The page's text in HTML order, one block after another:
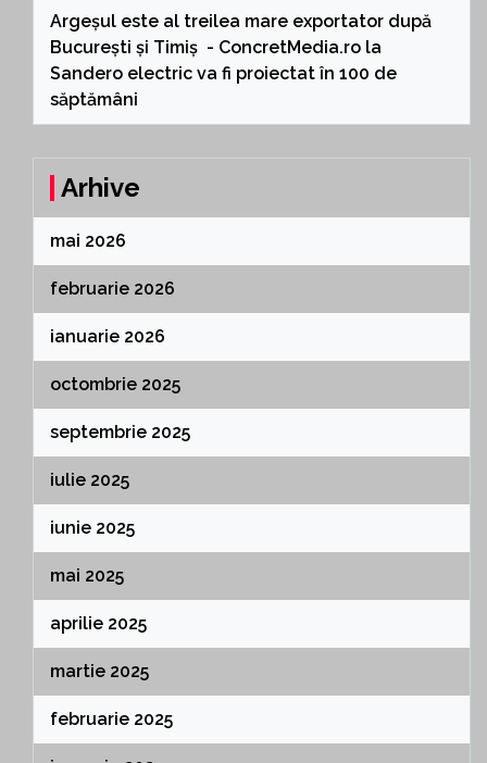
Argeșul este al treilea mare exportator după
București și Timiș - ConcretMedia.ro la
Sandero electric va fi proiectat în 100 de
săptămâni
Arhive
mai 2026
februarie 2026
ianuarie 2026
octombrie 2025
septembrie 2025
iulie 2025
iunie 2025
mai 2025
aprilie 2025
martie 2025
februarie 2025